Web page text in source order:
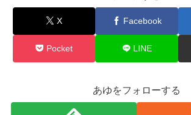
X Facebook
Pocket LINE
あゆをフォローする